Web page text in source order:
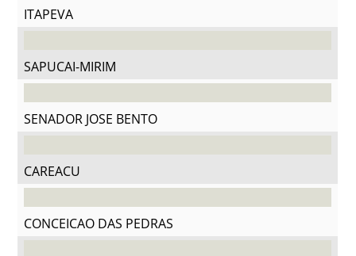
ITAPEVA
SAPUCAI-MIRIM
SENADOR JOSE BENTO
CAREACU
CONCEICAO DAS PEDRAS